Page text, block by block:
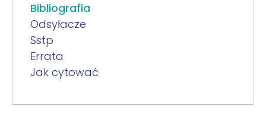
Bibliografia
Odsyłacze
Sstp
Errata
Jak cytować